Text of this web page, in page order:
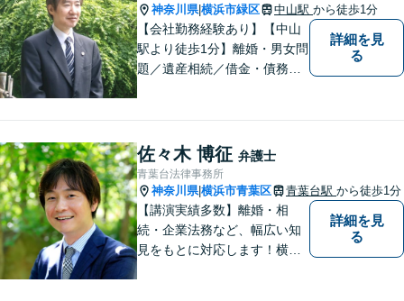
神奈川県|横浜市緑区 中山駅 から徒歩1分
【会社勤務経験あり】【中山
駅より徒歩1分】離婚・男女問
題／遺産相続／借金・債務整
る身近な問題を相談いただく
場所です。お気軽にご相談く
ださい。
詳細を見
る
佐々木 博征 弁護士
青葉台法律事務所
神奈川県|横浜市青葉区 青葉台駅 から徒歩1分
【講演実績多数】離婚・相
続・企業法務など、幅広い知
見をもとに対応します！横
詳細を見
る